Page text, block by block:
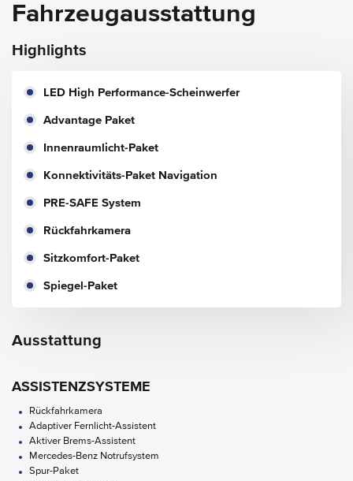
Fahrzeugausstattung
Highlights
LED High Performance-Scheinwerfer
Advantage Paket
Innenraumlicht-Paket
Konnektivitäts-Paket Navigation
PRE-SAFE System
Rückfahrkamera
Sitzkomfort-Paket
Spiegel-Paket
Ausstattung
ASSISTENZSYSTEME
Rückfahrkamera
Adaptiver Fernlicht-Assistent
Aktiver Brems-Assistent
Mercedes-Benz Notrufsystem
Spur-Paket